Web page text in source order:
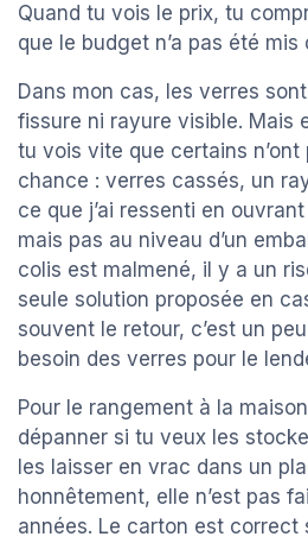
Quand tu vois le prix, tu
que le budget n’a pas été
Dans mon cas, les verres
fissure ni rayure visible. Mais
tu vois vite que certains n’ont
chance : verres cassés, un
ce que j’ai ressenti en
mais pas au niveau d’un
colis est malmené, il y a un
seule solution proposée en
souvent le retour, c’est un
besoin des verres pour le
Pour le rangement à la
dépanner si tu veux les
les laisser en vrac dans un
honnêtement, elle n’est pas
années. Le carton est correct